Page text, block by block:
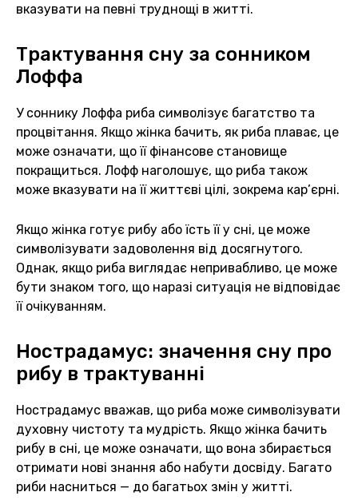
вказувати на певні труднощі в житті.
Трактування сну за сонником
Лоффа
У соннику Лоффа риба символізує багатство та
процвітання. Якщо жінка бачить, як риба плаває, це
може означати, що її фінансове становище
покращиться. Лофф наголошує, що риба також
може вказувати на її життєві цілі, зокрема кар’єрні.
Якщо жінка готує рибу або їсть її у сні, це може
символізувати задоволення від досягнутого.
Однак, якщо риба виглядає непривабливо, це може
бути знаком того, що наразі ситуація не відповідає
її очікуванням.
Нострадамус: значення сну про
рибу в трактуванні
Нострадамус вважав, що риба може символізувати
духовну чистоту та мудрість. Якщо жінка бачить
рибу в сні, це може означати, що вона збирається
отримати нові знання або набути досвіду. Багато
риби насниться — до багатьох змін у житті.